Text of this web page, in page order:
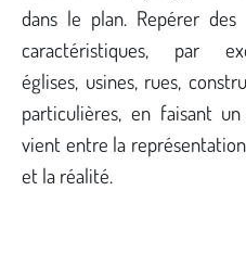
dans le plan. Repérer des
caractéristiques, par
églises, usines, rues,
particulières, en faisant
vient entre la
et la réalité.